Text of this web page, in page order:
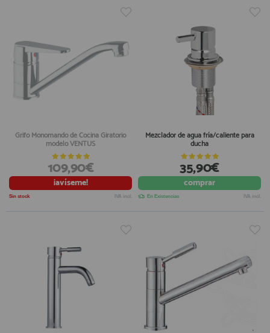
Grifo Monomando de Cocina Giratorio
modelo VENTUS
109,90€
¡avíseme!
Sin stock IVA incl.
Mezclador de agua fría/caliente para
ducha
35,90€
comprar
En Existencias IVA incl.